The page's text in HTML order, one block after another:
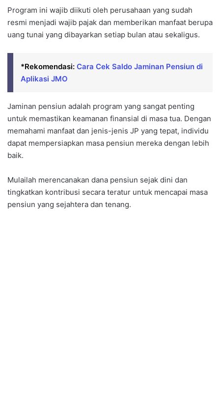
Program ini wajib diikuti oleh perusahaan yang sudah
resmi menjadi wajib pajak dan memberikan manfaat berupa
uang tunai yang dibayarkan setiap bulan atau sekaligus.
*Rekomendasi: Cara Cek Saldo Jaminan Pensiun di
Aplikasi JMO
Jaminan pensiun adalah program yang sangat penting
untuk memastikan keamanan finansial di masa tua. Dengan
memahami manfaat dan jenis-jenis JP yang tepat, individu
dapat mempersiapkan masa pensiun mereka dengan lebih
baik.
Mulailah merencanakan dana pensiun sejak dini dan
tingkatkan kontribusi secara teratur untuk mencapai masa
pensiun yang sejahtera dan tenang.